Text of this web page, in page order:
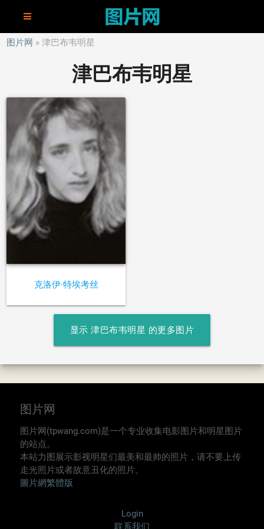
图片网 津巴布韦明星
津巴布韦明星
克洛伊·特埃考丝
显示 津巴布韦明星 的更多图片
图片网
图片网(tpwang.com)是一个专业收集电影图片和明星图片
的站点。
本站力图展示影视明星们最美和最帅的照片，请不要上传
走光照片或者故意丑化的照片。
圖片網繁體版
Login
联系我们